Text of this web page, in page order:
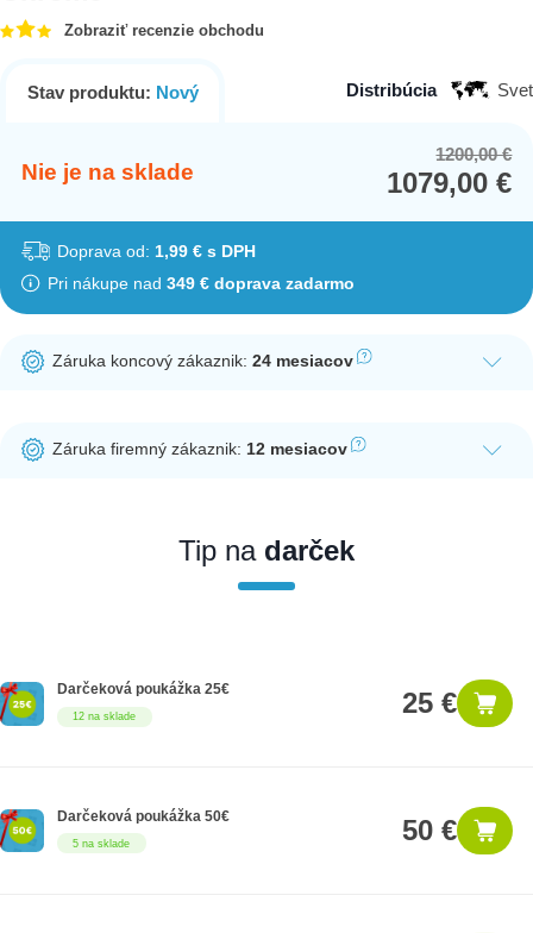
Zobraziť recenzie obchodu
Stav produktu: Nový Distribúcia Svet
Nie je na sklade
1200,00€
1079,00€
Doprava od: 1,99 € s DPH
Pri nákupe nad 349 € doprava zadarmo
Záruka koncový zákaznik:24 mesiacov
potrebná registrácia zákazníckeho účtu.
Záruka firemný zákaznik:12 mesiacov
nakupovať ako firemný zákazník, musíte sa pred nákupom
registrovať. Registrácia podlieha overeniu.
Tip nadarček
12 na sklade
Darčeková poukážka 25€ 25 €
5 na sklade
Darčeková poukážka 50€ 50 €